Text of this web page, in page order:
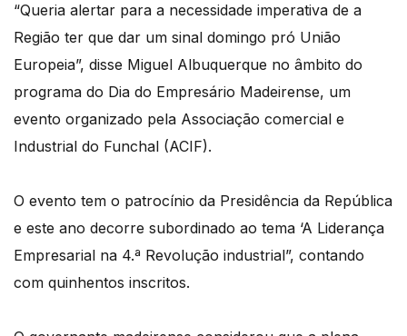
“Queria alertar para a necessidade imperativa de a
Região ter que dar um sinal domingo pró União
Europeia”, disse Miguel Albuquerque no âmbito do
programa do Dia do Empresário Madeirense, um
evento organizado pela Associação comercial e
Industrial do Funchal (ACIF).
O evento tem o patrocínio da Presidência da República
e este ano decorre subordinado ao tema ‘A Liderança
Empresarial na 4.ª Revolução industrial”, contando
com quinhentos inscritos.